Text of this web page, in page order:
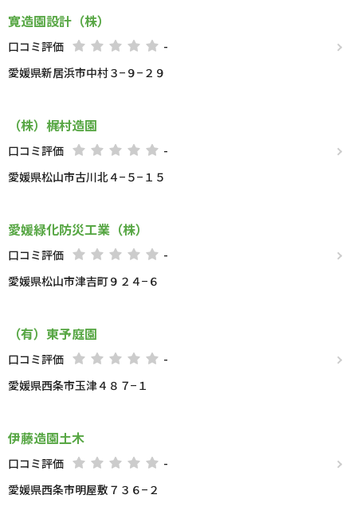
寛造園設計（株）
口コミ評価
-
愛媛県新居浜市中村３−９−２９
（株）梶村造園
口コミ評価
-
愛媛県松山市古川北４−５−１５
愛媛緑化防災工業（株）
口コミ評価
-
愛媛県松山市津吉町９２４−６
（有）東予庭園
口コミ評価
-
愛媛県西条市玉津４８７−１
伊藤造園土木
口コミ評価
-
愛媛県西条市明屋敷７３６−２